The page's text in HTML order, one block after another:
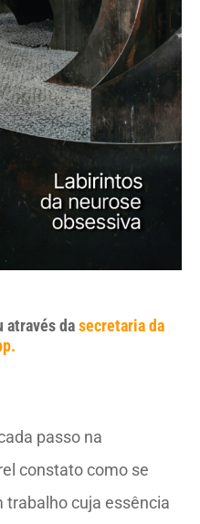
através dasecretaria da
passo na
constato como se
trabalho cuja essência